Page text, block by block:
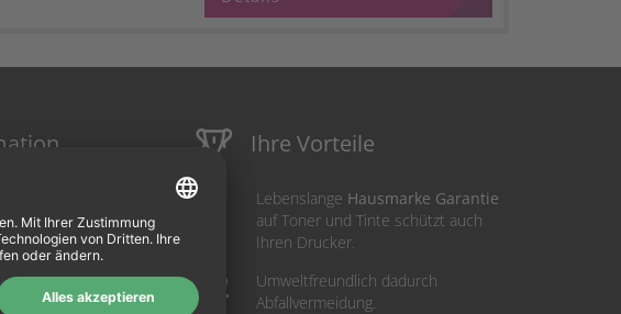
Ihre Vorteile
Lebenslange Hausmarke Garantie
auf Toner und Tinte schützt auch
Ihren Drucker.
Umweltfreundlich dadurch
Abfallvermeidung.